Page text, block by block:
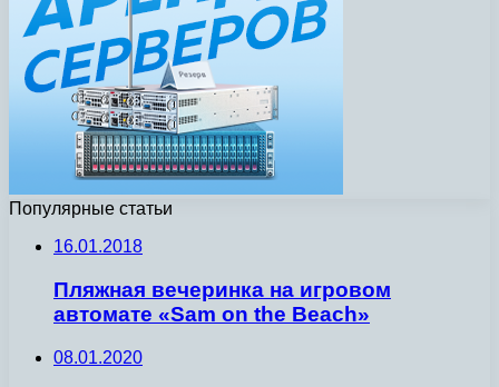
Популярные статьи
16.01.2018
Пляжная вечеринка на игровом
автомате «Sam on the Beach»
08.01.2020